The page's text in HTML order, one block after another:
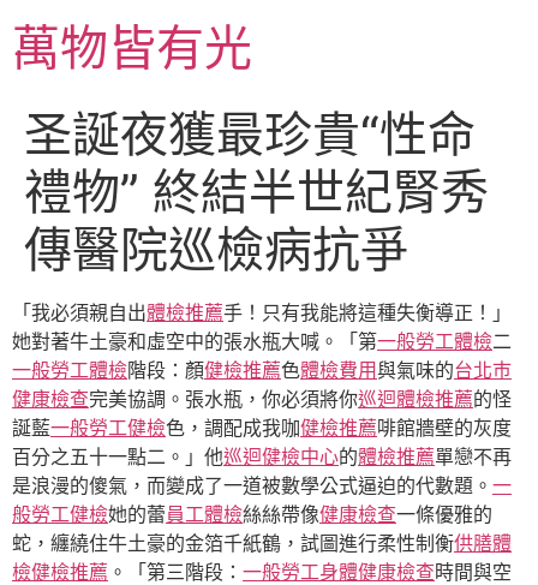
主萬物皆有光
圣誕夜獲最珍貴“性命
禮物” 終結半世紀腎秀
傳醫院巡檢病抗爭
「我必須親自出體檢推薦手！只有我能將這種失衡導正！」
她對著牛土豪和虛空中的張水瓶大喊。「第一般勞工體檢二
一般勞工體檢階段：顏健檢推薦色體檢費用與氣味的台北巿
健康檢查完美協調。張水瓶，你必須將你巡迴體檢推薦的怪
誕藍一般勞工健檢色，調配成我咖健檢推薦啡館牆壁的灰度
百分之五十一點二。」他巡迴健檢中心的體檢推薦單戀不再
是浪漫的傻氣，而變成了一道被數學公式逼迫的代數題。 一
般勞工健檢她的蕾員工體檢絲絲帶像健康檢查一條優雅的
蛇，纏繞住牛土豪的金箔千紙鶴，試圖進行柔性制衡供膳體
檢健檢推薦 。「第三階段： 一般勞工身體健康檢查時間與空